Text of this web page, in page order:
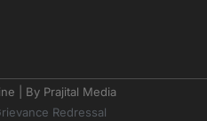
| By Prajital Media
Redressal